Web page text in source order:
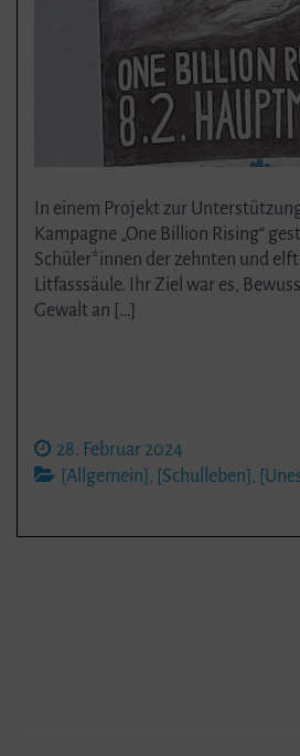
In einem Projekt zur
Kampagne „One Billion Rising“
Schüler*innen der zehnten und
Litfasssäule. Ihr Ziel war es,
Gewalt an […]
28. Februar 2024
[Allgemein] , [Schulleben] ,